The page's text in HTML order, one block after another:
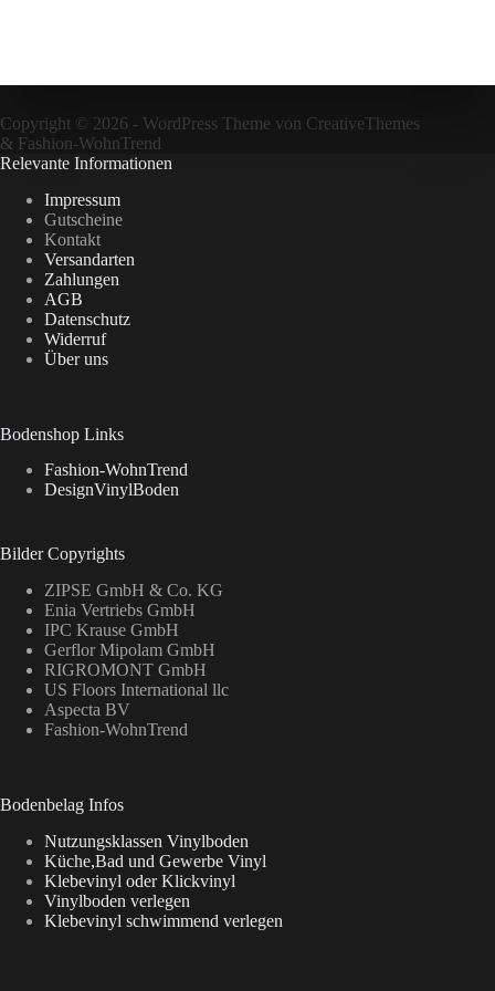
Copyright © 2026 - WordPress Theme von CreativeThemes
& Fashion-WohnTrend
Relevante Informationen
Impressum
Gutscheine
Kontakt
Versandarten
Zahlungen
AGB
Datenschutz
Widerruf
Über uns
Bodenshop Links
Fashion-WohnTrend
DesignVinylBoden
Bilder Copyrights
ZIPSE GmbH & Co. KG
Enia Vertriebs GmbH
IPC Krause GmbH
Gerflor Mipolam GmbH
RIGROMONT GmbH
US Floors International llc
Aspecta BV
Fashion-WohnTrend
Bodenbelag Infos
Nutzungsklassen Vinylboden
Küche,Bad und Gewerbe Vinyl
Klebevinyl oder Klickvinyl
Vinylboden verlegen
Klebevinyl schwimmend verlegen